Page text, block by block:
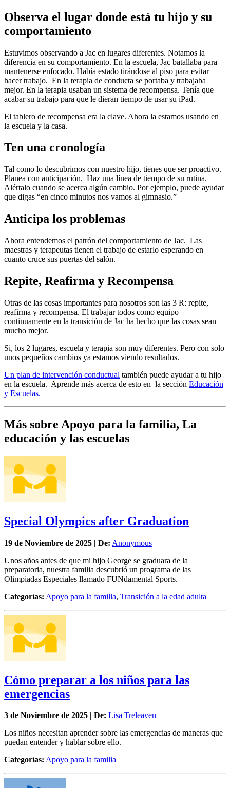
Observa el lugar donde está tu hijo y su
comportamiento
Estuvimos observando a Jac en lugares diferentes. Notamos la
diferencia en su comportamiento. En la escuela, Jac batallaba para
mantenerse enfocado. Había estado tirándose al piso para evitar
hacer trabajo. En la terapia de conducta se portaba y trabajaba
mejor. En la terapia usaban un sistema de recompensa. Tenía que
acabar su trabajo para que le dieran tiempo de usar su iPad.
El tablero de recompensa era la clave. Ahora la estamos usando en
la escuela y la casa.
Ten una cronología
Tal como lo descubrimos con nuestro hijo, tienes que ser proactivo.
Planea con anticipación. Haz una línea de tiempo de su rutina.
Alértalo cuando se acerca algún cambio. Por ejemplo, puede ayudar
que digas “en cinco minutos nos vamos al gimnasio.”
Anticipa los problemas
Ahora entendemos el patrón del comportamiento de Jac. Las
maestras y terapeutas tienen el trabajo de estarlo esperando en
cuanto cruce sus puertas del salón.
Repite, Reafirma y Recompensa
Otras de las cosas importantes para nosotros son las 3 R: repite,
reafirma y recompensa. El trabajar todos como equipo
continuamente en la transición de Jac ha hecho que las cosas sean
mucho mejor.
Si, los 2 lugares, escuela y terapia son muy diferentes. Pero con solo
unos pequeños cambios ya estamos viendo resultados.
Un plan de intervención conductual también puede ayudar a tu hijo
en la escuela. Aprende más acerca de esto en la sección Educación
y Escuelas.
Más sobre Apoyo para la familia, La
educación y las escuelas
Special Olympics after Graduation
19 de Noviembre de 2025 | De: Anonymous
Unos años antes de que mi hijo George se graduara de la
preparatoria, nuestra familia descubrió un programa de las
Olimpiadas Especiales llamado FUNdamental Sports.
Categorías: Apoyo para la familia, Transición a la edad adulta
Cómo preparar a los niños para las
emergencias
3 de Noviembre de 2025 | De: Lisa Treleaven
Los niños necesitan aprender sobre las emergencias de maneras que
puedan entender y hablar sobre ello.
Categorías: Apoyo para la familia